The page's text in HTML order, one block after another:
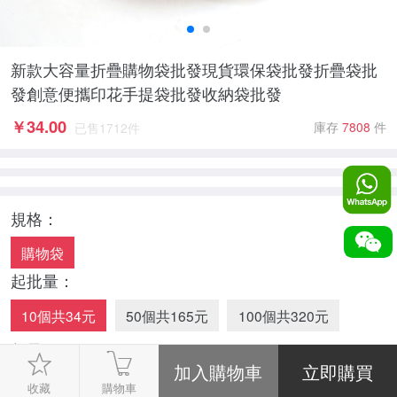
新款大容量折疊購物袋批發現貨環保袋批發折疊袋批
發創意便攜印花手提袋批發收納袋批發
￥34.00 已售 1712件 庫存 7808 件
規格：
購物袋
起批量：
10個共34元 50個共165元 100個共320元
數量：
-
+
收藏 購物車